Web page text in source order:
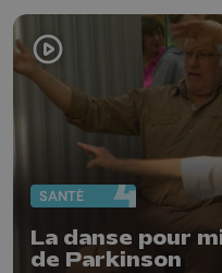
SANTÉ
La danse pour
de Parkinson